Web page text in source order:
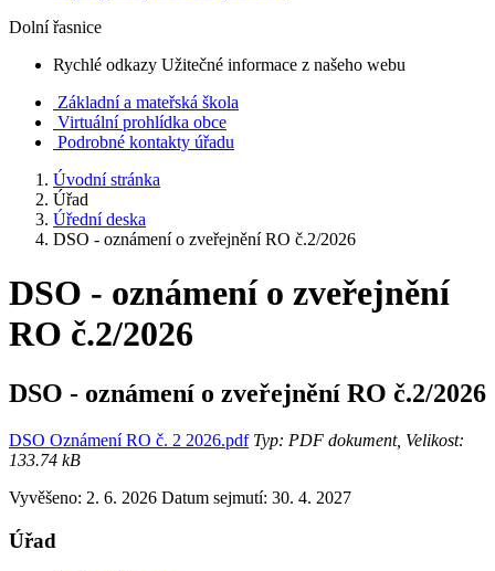
Dolní řasnice
Rychlé odkazy Užitečné informace z našeho webu
Základní a mateřská škola
Virtuální prohlídka obce
Podrobné kontakty úřadu
Úvodní stránka
Úřad
Úřední deska
DSO - oznámení o zveřejnění RO č.2/2026
DSO - oznámení o zveřejnění
RO č.2/2026
DSO - oznámení o zveřejnění RO č.2/2026
DSO Oznámení RO č. 2 2026.pdfTyp: PDF dokument, Velikost:
133.74 kB
Vyvěšeno: 2. 6. 2026 Datum sejmutí: 30. 4. 2027
Úřad